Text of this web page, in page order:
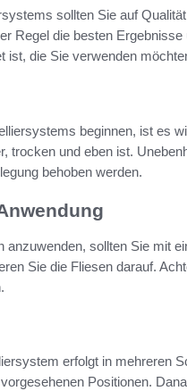
sollten Sie auf
Regel die besten
ist, die Sie verwenden
beginnen, ist es
trocken und eben ist.
behoben werden.
sollten Sie mit
Sie die Fliesen darauf.
erfolgt in mehreren
Positionen.